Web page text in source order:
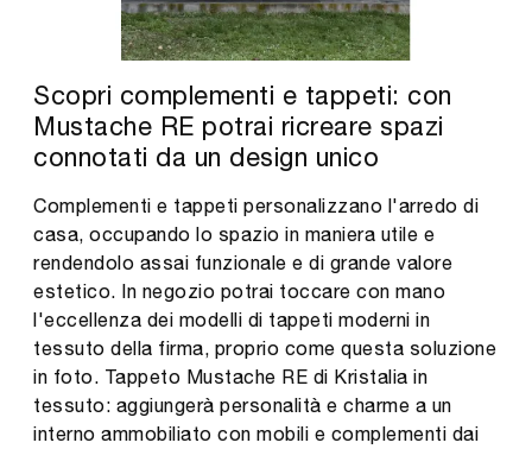
Scopri complementi e tappeti: con
Mustache RE potrai ricreare spazi
connotati da un design unico
Complementi e tappeti personalizzano l'arredo di
casa, occupando lo spazio in maniera utile e
rendendolo assai funzionale e di grande valore
estetico. In negozio potrai toccare con mano
l'eccellenza dei modelli di tappeti moderni in
tessuto della firma, proprio come questa soluzione
in foto. Tappeto Mustache RE di Kristalia in
tessuto: aggiungerà personalità e charme a un
interno ammobiliato con mobili e complementi dai